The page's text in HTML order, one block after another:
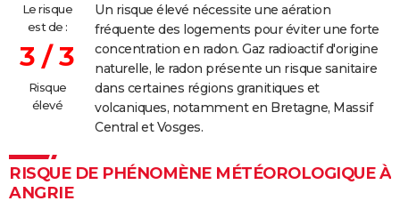
Le risque
est de :
3 / 3
Risque
élevé
Un risque élevé nécessite une aération
fréquente des logements pour éviter une forte
concentration en radon. Gaz radioactif d'origine
naturelle, le radon présente un risque sanitaire
dans certaines régions granitiques et
volcaniques, notamment en Bretagne, Massif
Central et Vosges.
RISQUE DE PHÉNOMÈNE MÉTÉOROLOGIQUE À
ANGRIE